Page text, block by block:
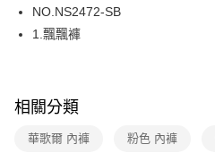
運送方式
全家取貨付款
每筆NT$80，滿NT$1,000(含以上)免
NO.NS2472-SB
1.飄飄褲
相關分類
華歌爾 內褲 粉色 內褲